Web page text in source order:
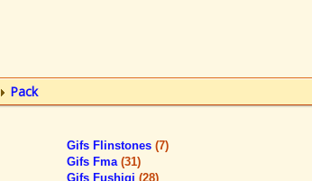
Pack
Gifs Flinstones (7)
Gifs Fma (31)
Gifs Fushigi (28)